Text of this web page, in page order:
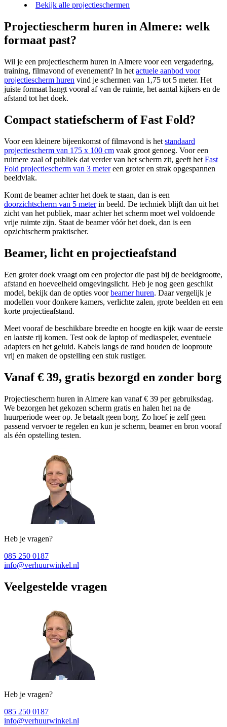
Bekijk alle projectieschermen
Projectiescherm huren in Almere: welk
formaat past?
Wil je een projectiescherm huren in Almere voor een vergadering,
training, filmavond of evenement? In het actuele aanbod voor
projectiescherm huren vind je schermen van 1,75 tot 5 meter. Het
juiste formaat hangt vooral af van de ruimte, het aantal kijkers en de
afstand tot het doek.
Compact statiefscherm of Fast Fold?
Voor een kleinere bijeenkomst of filmavond is het standaard
projectiescherm van 175 x 100 cm vaak groot genoeg. Voor een
ruimere zaal of publiek dat verder van het scherm zit, geeft het Fast
Fold projectiescherm van 3 metereen groter en strak opgespannen
beeldvlak.
Komt de beamer achter het doek te staan, dan is een
doorzichtscherm van 5 meterin beeld. De techniek blijft dan uit het
zicht van het publiek, maar achter het scherm moet wel voldoende
vrije ruimte zijn. Staat de beamer vóór het doek, dan is een
opzichtscherm praktischer.
Beamer, licht en projectieafstand
Een groter doek vraagt om een projector die past bij de beeldgrootte,
afstand en hoeveelheid omgevingslicht. Heb je nog geen geschikt
model, bekijk dan de opties voorbeamer huren. Daar vergelijk je
modellen voor donkere kamers, verlichte zalen, grote beelden en een
korte projectieafstand.
Meet vooraf de beschikbare breedte en hoogte en kijk waar de eerste
en laatste rij komen. Test ook de laptop of mediaspeler, eventuele
adapters en het geluid. Kabels langs de rand houden de looproute
vrij en maken de opstelling een stuk rustiger.
Vanaf € 39, gratis bezorgd en zonder borg
Projectiescherm huren in Almere kan vanaf € 39 per gebruiksdag.
We bezorgen het gekozen scherm gratis en halen het na de
huurperiode weer op. Je betaalt geen borg. Zo hoef je zelf geen
passend vervoer te regelen en kun je scherm, beamer en bron vooraf
als één opstelling testen.
Heb je vragen?
085 250 0187
info@verhuurwinkel.nl
Veelgestelde vragen
Heb je vragen?
085 250 0187
info@verhuurwinkel.nl